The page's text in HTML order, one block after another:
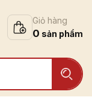
Giỏ hàng
0